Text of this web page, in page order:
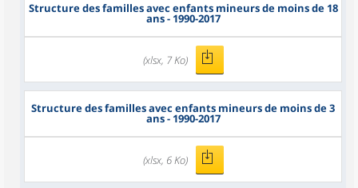
Structure des familles avec enfants mineurs de moins de 18
ans - 1990-2017
(xlsx, 7 Ko)
Structure des familles avec enfants mineurs de moins de 3
ans - 1990-2017
(xlsx, 6 Ko)